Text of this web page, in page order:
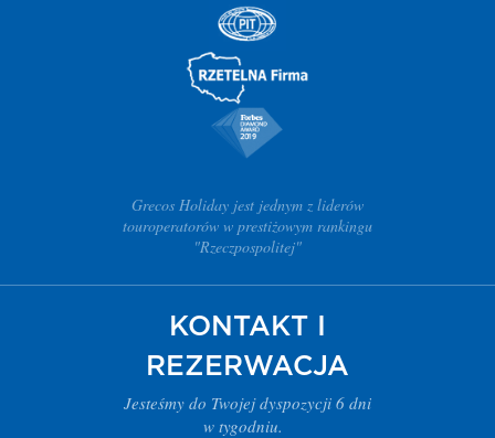
Grecos Holiday jest jednym z liderów
touroperatorów w prestiżowym rankingu
"Rzeczpospolitej"
KONTAKT I
REZERWACJA
Jesteśmy do Twojej dyspozycji 6 dni
w tygodniu.